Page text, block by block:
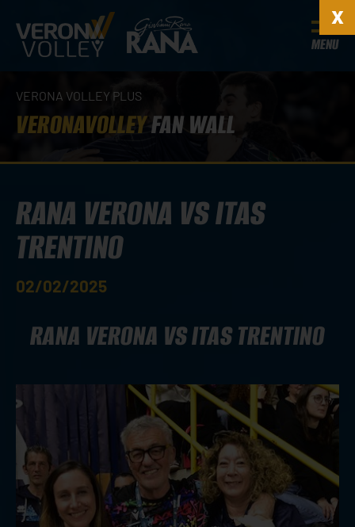
MENU
VERONA VOLLEY PLUS
VERONAVOLLEYFAN WALL
RANA VERONA VS ITAS
TRENTINO
02/02/2025
RANA VERONA VS ITAS TRENTINO